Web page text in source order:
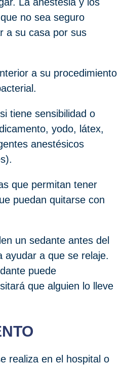
no sea seguro
a su casa por sus
a su procedimiento
tiene sensibilidad o
yodo, látex,
anestésicos
que permitan tener
puedan quitarse con
un sedante antes del
ayudar a que se relaje.
puede
que alguien lo lleve
realiza en el hospital o